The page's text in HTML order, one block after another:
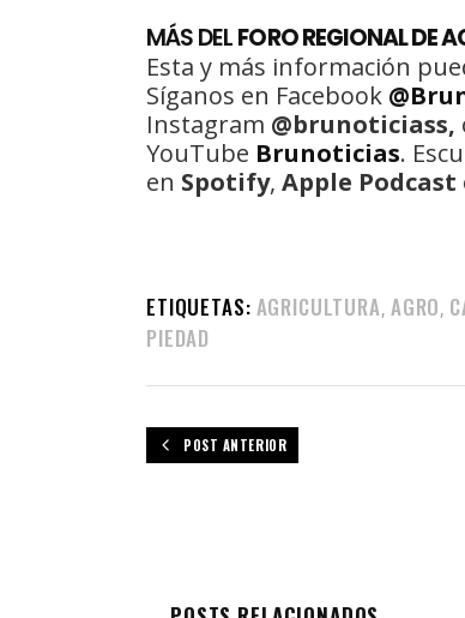
MÁS DELFORO REGIONAL DE
Esta y más información
Síganos en Facebook
Instagram @brunoticiass,
YouTube Brunoticias.
en Spotify, Apple Podcast
ETIQUETAS: AGRICULTURA, AGRO,
PIEDAD
POST ANTERIOR